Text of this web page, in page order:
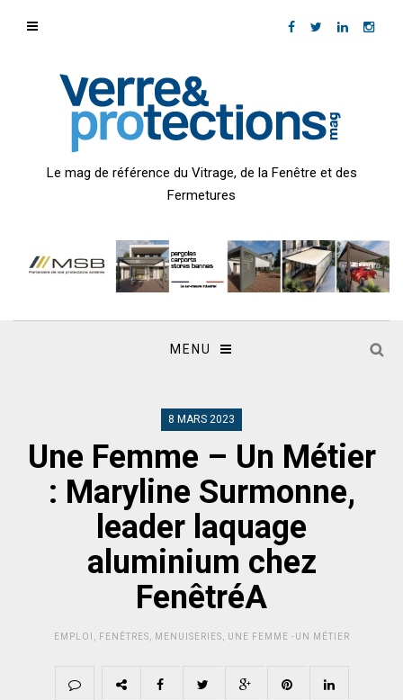
Le mag de référence du Vitrage, de la Fenêtre et des
Fermetures
MENU
8 MARS 2023
Une Femme – Un Métier
: Maryline Surmonne,
leader laquage
aluminium chez
FenêtréA
EMPLOI FENÊTRES MENUISERIES UNE FEMME -UN MÉTIER